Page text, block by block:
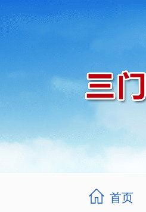
首页